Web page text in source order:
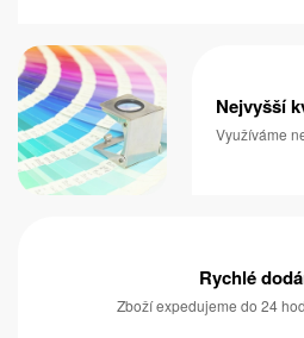
Nejvyšší
Využíváme
Rychlé
Zboží expedujeme do 24